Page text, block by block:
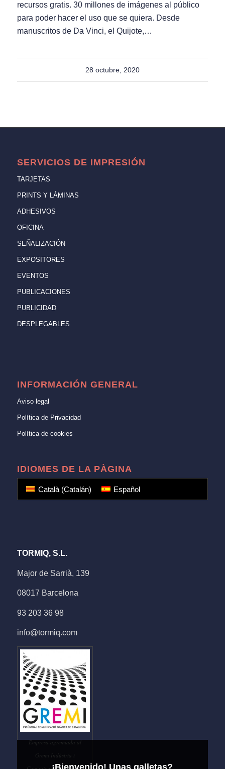
recursos gratis. 30 millones de imágenes al público
para poder hacer el uso que se quiera. Desde
manuscritos de Da Vinci, el Quijote,…
28 octubre, 2020
SERVICIOS DE IMPRESIÓN
TARJETAS
PRINTS Y LÁMINAS
ADHESIVOS
OFICINA
SEÑALIZACIÓN
EXPOSITORES
EVENTOS
PUBLICACIONES
PUBLICIDAD
DESPLEGABLES
INFORMACIÓN GENERAL
Aviso legal
Política de Privacidad
Política de cookies
IDIOMES DE LA PÀGINA
Català(Catalán) Español
TORMIQ, S.L.
Major de Sarrià, 139
08017 Barcelona
93 203 36 98
info@tormiq.com
Empresa agremiada al
Gremi Indústria i